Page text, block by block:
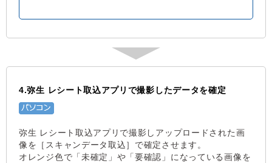
4.弥生 レシート取込アプリで撮影したデータを確定
弥生 レシート取込アプリで撮影しアップロードされた画
像を［スキャンデータ取込］で確定させます。
オレンジ色で「未確定」や「要確認」になっている画像を